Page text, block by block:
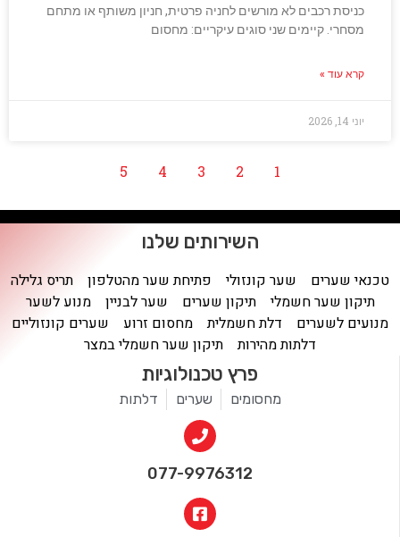
כניסת רכבים לא מורשים לחניה פרטית, חניון משותף או מתחם
מסחרי. קיימים שני סוגים עיקריים: מחסום
קרא עוד »
יוני 14, 2026
1
2
3
4
5
השירותים שלנו
טכנאי שערים שער קונזולי פתיחת שער מהטלפון
תריס גלילה
תיקון שער חשמלי
תיקון שערים שער לבניין
מנוע לשער
מנועים לשערים
דלת חשמלית מחסום זרוע
שערים קונזוליים
דלתות מהירות
תיקון שער חשמלי במצר
פרץ טכנולוגיות
מחסומים שערים דלתות
077-9976312